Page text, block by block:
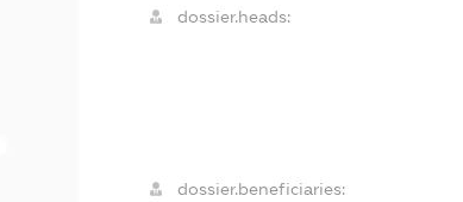
dossier.heads:
dossier.beneficiaries: